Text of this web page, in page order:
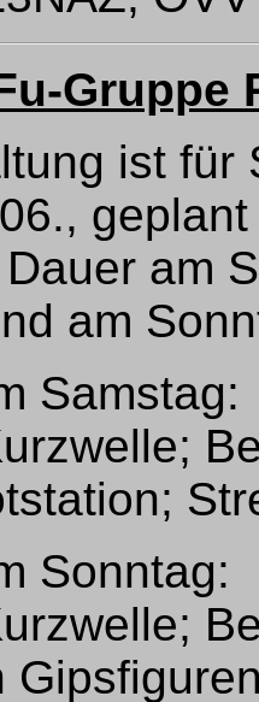
ist für
am
am
Samstag:
Sonntag: